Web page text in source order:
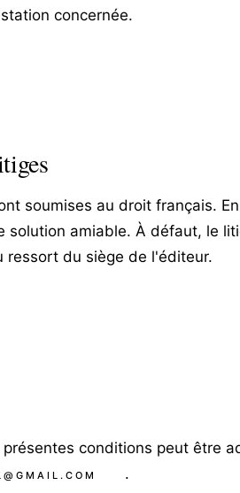
concernée.
soumises au droit français.
solution amiable. À défaut, le
ressort du siège de l'éditeur.
conditions peut être
.